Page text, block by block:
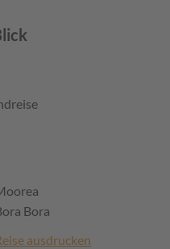
Bora
ausdrucken